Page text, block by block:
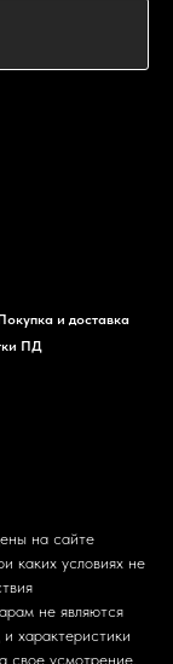
и доставка
ПД
на сайте
каких условиях не
не являются
характеристики
свое усмотрение.